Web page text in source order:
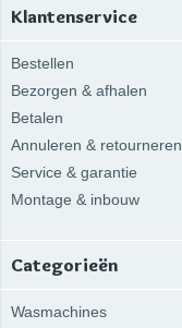
Klantenservice
Bestellen
Bezorgen & afhalen
Betalen
Annuleren & retourneren
Service & garantie
Montage & inbouw
Categorieën
Wasmachines